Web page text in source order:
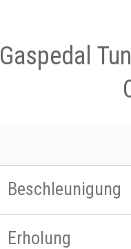
Gaspedal
Beschleunigung
Erholung